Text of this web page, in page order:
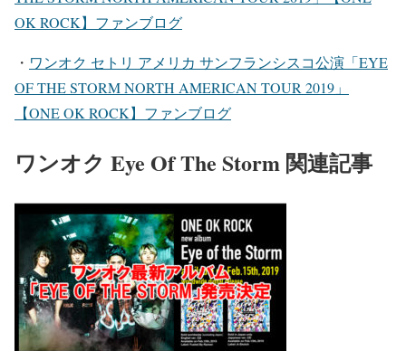
OK ROCK】ファンブログ
・ ワンオク セトリ アメリカ サンフランシスコ公演「EYE
OF THE STORM NORTH AMERICAN TOUR 2019」
【ONE OK ROCK】ファンブログ
ワンオク Eye Of The Storm 関連記事